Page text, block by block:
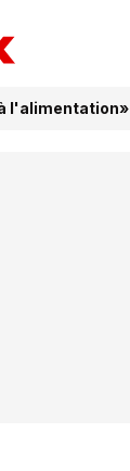
l'alimentation»